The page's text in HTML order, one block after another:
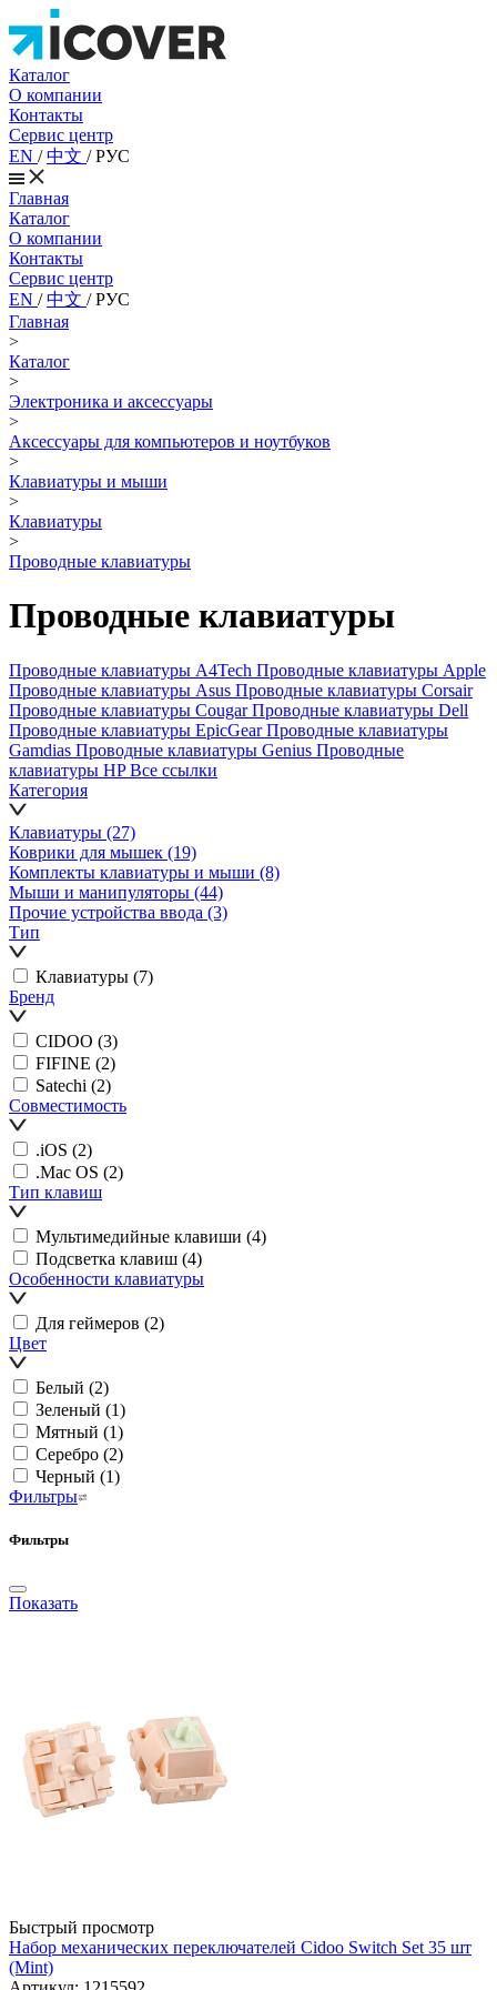
Каталог
О компании
Контакты
Сервис центр
EN /中文 /РУС
Главная
Каталог
О компании
Контакты
Сервис центр
EN /中文 /РУС
Главная
>
Каталог
>
Электроника и аксессуары
>
Аксессуары для компьютеров и ноутбуков
>
Клавиатуры и мыши
>
Клавиатуры
>
Проводные клавиатуры
Проводные клавиатуры
Проводные клавиатуры A4Tech Проводные клавиатуры Apple
Проводные клавиатуры Asus Проводные клавиатуры Corsair
Проводные клавиатуры CougarПроводные клавиатуры Dell
Проводные клавиатуры EpicGearПроводные клавиатуры
Gamdias Проводные клавиатуры Genius Проводные
клавиатуры HPВсе ссылки
Категория
Клавиатуры (27)
Коврики для мышек (19)
Комплекты клавиатуры и мыши (8)
Мыши и манипуляторы (44)
Прочие устройства ввода (3)
Тип
Клавиатуры (7)
Бренд
CIDOO (3)
FIFINE (2)
Satechi (2)
Совместимость
.iOS (2)
.Mac OS (2)
Тип клавиш
Мультимедийные клавиши (4)
Подсветка клавиш (4)
Особенности клавиатуры
Для геймеров (2)
Цвет
Белый (2)
Зеленый (1)
Мятный (1)
Серебро (2)
Черный (1)
Фильтры
Фильтры
Показать
Быстрый просмотр
Набор механических переключателей Cidoo Switch Set 35 шт
(Mint)